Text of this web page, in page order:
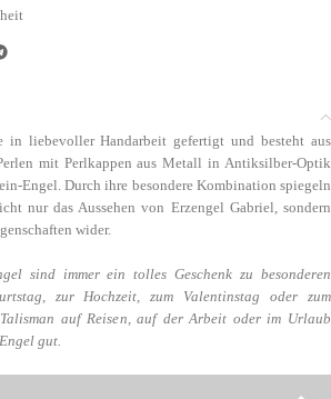
in liebevoller Handarbeit gefertigt und besteht aus
mit Perlkappen aus Metall in Antiksilber-Optik
Engel. Durch ihre besondere Kombination spiegeln
nur das Aussehen von Erzengel Gabriel, sondern
wider.
sind immer ein tolles Geschenk zu besonderen
zur Hochzeit, zum Valentinstag oder zum
auf Reisen, auf der Arbeit oder im Urlaub
gut.